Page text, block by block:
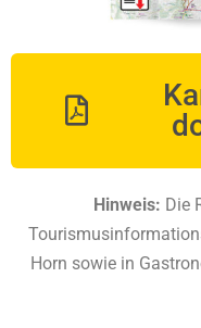
Hinweis: Die
Horn sowie in